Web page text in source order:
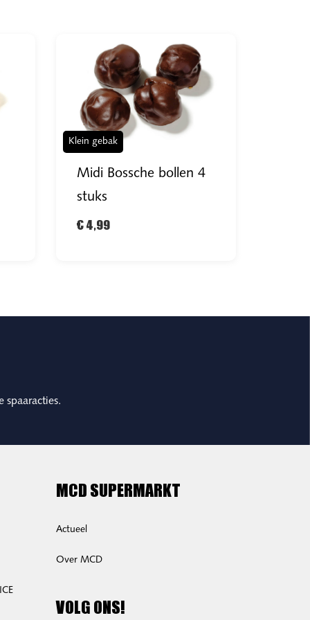
Klein gebak
Midi Bossche bollen 4
stuks
€ 4,99
spaaracties.
MCD SUPERMARKT
Actueel
Over MCD
VOLG ONS!